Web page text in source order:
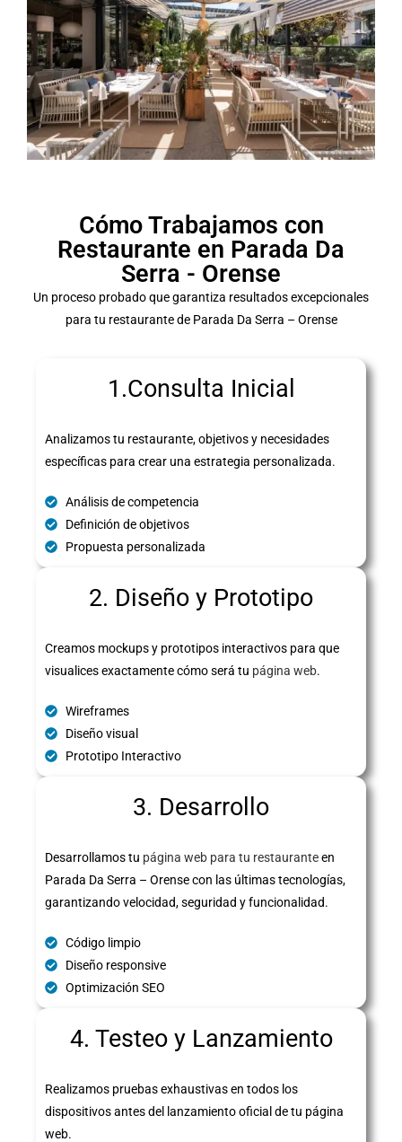
Cómo Trabajamos con
Restaurante en Parada Da
Serra - Orense
Un proceso probado que garantiza resultados excepcionales
para tu restaurante de Parada Da Serra – Orense
1.Consulta Inicial
Analizamos tu restaurante, objetivos y necesidades
específicas para crear una estrategia personalizada.
Análisis de competencia
Definición de objetivos
Propuesta personalizada
2. Diseño y Prototipo
Creamos mockups y prototipos interactivos para que
visualices exactamente cómo será tu página web.
Wireframes
Diseño visual
Prototipo Interactivo
3. Desarrollo
Desarrollamos tu página web para tu restauranteen
Parada Da Serra – Orense con las últimas tecnologías,
garantizando velocidad, seguridad y funcionalidad.
Código limpio
Diseño responsive
Optimización SEO
4. Testeo y Lanzamiento
Realizamos pruebas exhaustivas en todos los
dispositivos antes del lanzamiento oficial de tu página
web.